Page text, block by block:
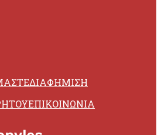
ΔΙΑΦΗΜΙΣΗ
ΕΠΙΚΟΙΝΩΝΙΑ